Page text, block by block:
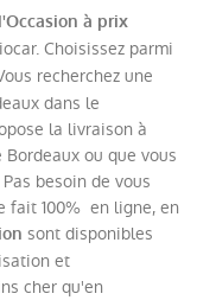
à prix
Choisissez parmi
recherchez une
dans le
la livraison à
ou que vous
besoin de vous
fait 100% en ligne, en
sont disponibles
et
cher qu'en